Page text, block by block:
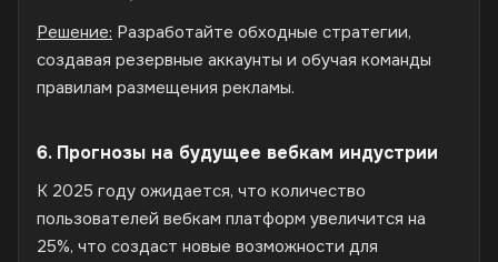
Решение: Разработайте обходные стратегии,
создавая резервные аккаунты и обучая команды
правилам размещения рекламы.
6. Прогнозы на будущее вебкам индустрии
К 2025 году ожидается, что количество
пользователей вебкам платформ увеличится на
25%, что создаст новые возможности для